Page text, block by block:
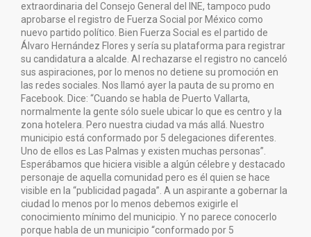
extraordinaria del Consejo General del INE, tampoco pudo
aprobarse el registro de Fuerza Social por México como
nuevo partido político. Bien Fuerza Social es el partido de
Álvaro Hernández Flores y sería su plataforma para registrar
su candidatura a alcalde. Al rechazarse el registro no canceló
sus aspiraciones, por lo menos no detiene su promoción en
las redes sociales. Nos llamó ayer la pauta de su promo en
Facebook. Dice: “Cuando se habla de Puerto Vallarta,
normalmente la gente sólo suele ubicar lo que es centro y la
zona hotelera. Pero nuestra ciudad va más allá. Nuestro
municipio está conformado por 5 delegaciones diferentes.
Uno de ellos es Las Palmas y existen muchas personas”.
Esperábamos que hiciera visible a algún célebre y destacado
personaje de aquella comunidad pero es él quien se hace
visible en la “publicidad pagada”. A un aspirante a gobernar la
ciudad lo menos por lo menos debemos exigirle el
conocimiento mínimo del municipio. Y no parece conocerlo
porque habla de un municipio “conformado por 5